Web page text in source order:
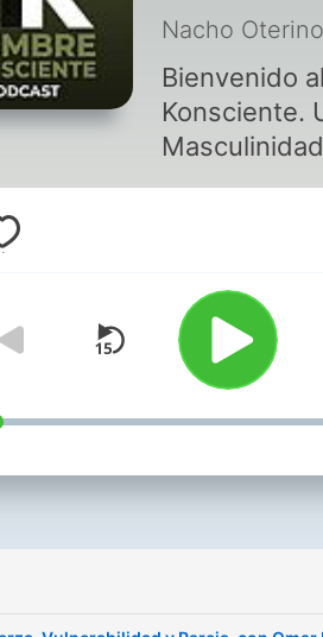
Nacho Oterino
Bienvenido
Konsciente. Un podcast sobre
Relaciones. Para Hombres en
busca de
https://
o en mi
https://